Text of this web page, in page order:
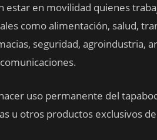
estar en movilidad quienes
como alimentación, salud,
seguridad, agroindustria,
uso permanente del
u otros productos exclusivos